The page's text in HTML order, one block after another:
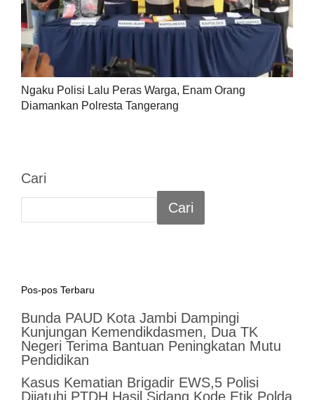
Ngaku Polisi Lalu Peras Warga, Enam Orang
Diamankan Polresta Tangerang
Cari
Cari
Pos-pos Terbaru
Bunda PAUD Kota Jambi Dampingi
Kunjungan Kemendikdasmen, Dua TK
Negeri Terima Bantuan Peningkatan Mutu
Pendidikan
Kasus Kematian Brigadir EWS,5 Polisi
Dijatuhi PTDH Hasil Sidang Kode Etik Polda